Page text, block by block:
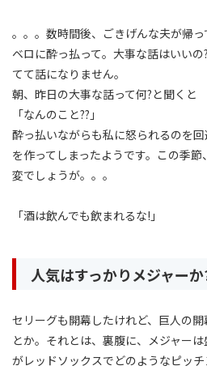
。。。数時間後、ごきげんな夫が帰
ベロに酔っ払って。大事な話はいい
てて話になりません。
朝、昨日の大事な話って何?と聞くと
「なんのこと??」
酔っ払いながらも私に怒られるのを回
を作ってしまったようです。この季
変でしょうが。。。
「酒は飲んでも飲まれるな!」
人気はすっかりメジャーか
セリーグも開幕したけれど、巨人の
とか。それとは、裏腹に、メジャー
がレッドソックスでどのようなピッ